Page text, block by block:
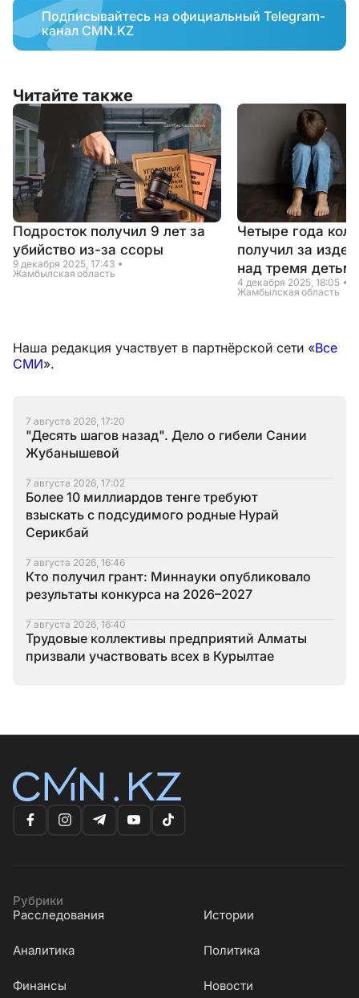
Подписывайтесь на официальный Telegram-
канал CMN.KZ
Читайте также
Подросток получил 9 лет за
убийство из-за ссоры
9 декабря 2025, 17:43
Жамбылская область
Четыре года
получил за
над тремя
4 декабря 2025, 18:05
Жамбылская область
Наша редакция участвует в партнёрской сети «Все
СМИ».
7 августа 2026, 17:20
"Десять шагов назад". Дело о гибели Сании
Жубанышевой
7 августа 2026, 17:02
Более 10 миллиардов тенге требуют
взыскать с подсудимого родные Нурай
Серикбай
7 августа 2026, 16:46
Кто получил грант: Миннауки опубликовало
результаты конкурса на 2026–2027
7 августа 2026, 16:40
Трудовые коллективы предприятий Алматы
призвали участвовать всех в Курылтае
Рубрики
Расследования
Истории
Аналитика Политика
Финансы Новости